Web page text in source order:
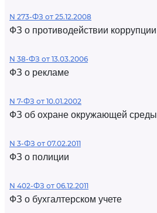
N 273-ФЗ от 25.12.2008
ФЗ о противодействии коррупции
N 38-ФЗ от 13.03.2006
ФЗ о рекламе
N 7-ФЗ от 10.01.2002
ФЗ об охране окружающей среды
N 3-ФЗ от 07.02.2011
ФЗ о полиции
N 402-ФЗ от 06.12.2011
ФЗ о бухгалтерском учете